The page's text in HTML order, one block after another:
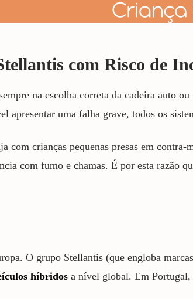
com Risco de
na escolha correta da cadeira auto
uma falha grave, todos os
crianças pequenas presas em contra-
com fumo e chamas. É por esta razão
O grupo Stellantis (que engloba
híbridos a nível global. Em Portugal,